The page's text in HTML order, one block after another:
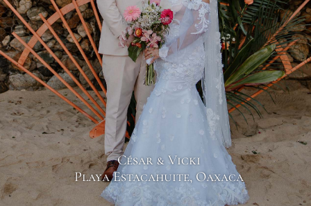
César & Vicki
Playa Estacahuite, Oaxaca